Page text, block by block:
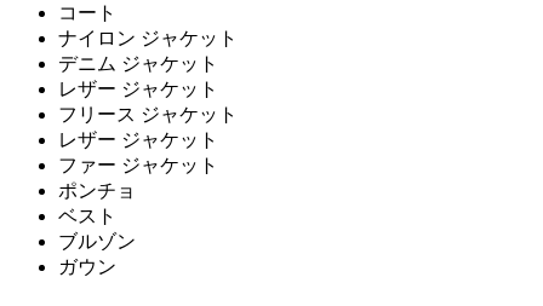
コート
ナイロン ジャケット
デニム ジャケット
レザー ジャケット
フリース ジャケット
レザー ジャケット
ファー ジャケット
ポンチョ
ベスト
ブルゾン
ガウン